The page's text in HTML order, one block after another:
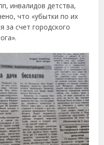
инвалидов детства,
что «убытки по их
за счет городского